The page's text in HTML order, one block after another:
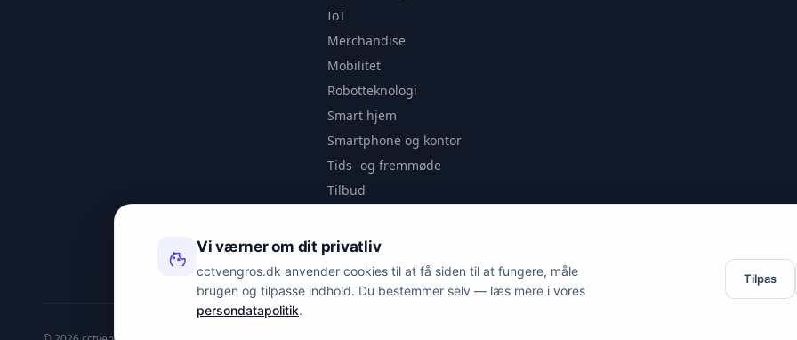
IoT
Merchandise
Mobilitet
Robotteknologi
Smart hjem
Smartphone og kontor
Tids- og fremmøde
Tilbud
Videoanalyse
Outlet
Vi værner om dit privatliv
cctvengros.dk anvender cookies til at få siden til at fungere, måle
brugen og tilpasse indhold. Du bestemmer selv — læs mere i vores
persondatapolitik.
Tilpas